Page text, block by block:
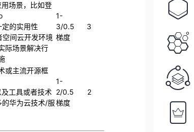
场景，比如登
的实用性
间云开发环境
际场景解决行
1-
3/0.5
梯度
3
或主流开源框
工具或者技术
华为云技术/服
1-
2/0.5
梯度
2